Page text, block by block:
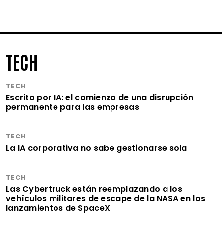
TECH
TECH
Escrito por IA: el comienzo de una disrupción
permanente para las empresas
TECH
La IA corporativa no sabe gestionarse sola
TECH
Las Cybertruck están reemplazando a los
vehículos militares de escape de la NASA en los
lanzamientos de SpaceX